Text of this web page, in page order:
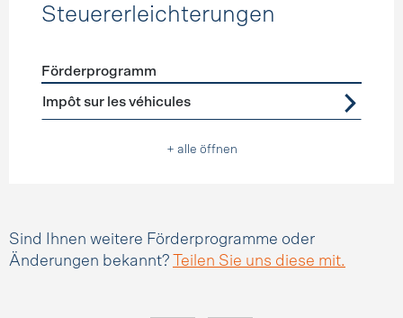
Steuererleichterungen
Förderprogramme Steuererleichterungen
Förderprogramm
Impôt sur les véhicules
+ alle öffnen
Sind Ihnen weitere Förderprogramme oder
Änderungen bekannt?
Teilen Sie uns diese mit.